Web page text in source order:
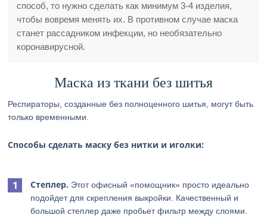
способ, то нужно сделать как минимум 3-4 изделия,
чтобы вовремя менять их. В противном случае маска
станет рассадником инфекции, но необязательно
коронавирусной.
Маска из ткани без шитья
Респираторы, созданные без полноценного шитья, могут быть
только временными.
Способы сделать маску без нитки и иголки:
Степлер. Этот офисный «помощник» просто идеально
подойдет для скрепления выкройки. Качественный и
большой степлер даже пробьет фильтр между слоями.